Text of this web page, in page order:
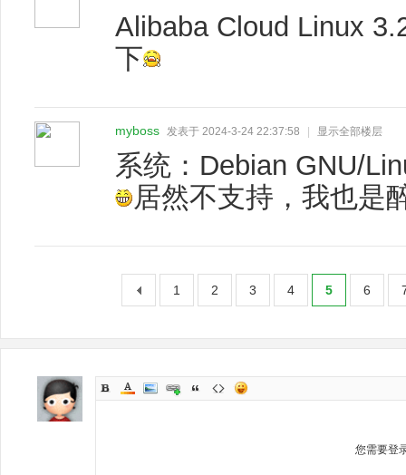
Alibaba Cloud Linux
下
myboss 发表于 2024-3-24 22:37:58 显示全部楼层
系统：Debian GNU/
居然不支持，我也是
1 2 3 4 5 6
您需要登